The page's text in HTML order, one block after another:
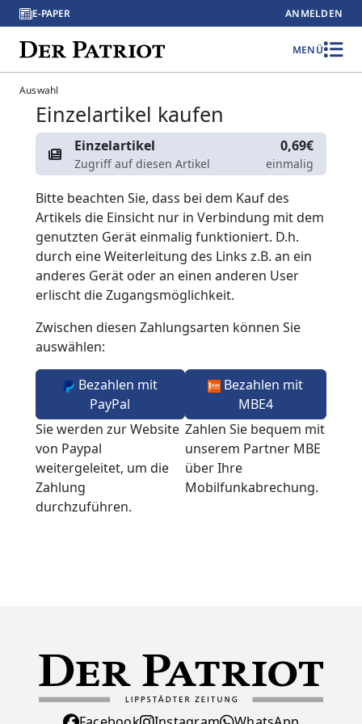
E-PAPER ANMELDEN
MENÜ
Auswahl
Einzelartikel kaufen
Einzelartikel
Zugriff auf diesen Artikel
0,69€
einmalig
Bitte beachten Sie, dass bei dem Kauf des
Artikels die Einsicht nur in Verbindung mit dem
genutzten Gerät einmalig funktioniert. D.h.
durch eine Weiterleitung des Links z.B. an ein
anderes Gerät oder an einen anderen User
erlischt die Zugangsmöglichkeit.
Zwischen diesen Zahlungsarten können Sie
auswählen:
Bezahlen mit
PayPal
Sie werden zur Website
von Paypal
weitergeleitet, um die
Zahlung
durchzuführen.
Bezahlen mit
MBE4
Zahlen Sie bequem mit
unserem Partner MBE
über Ihre
Mobilfunkabrechung.